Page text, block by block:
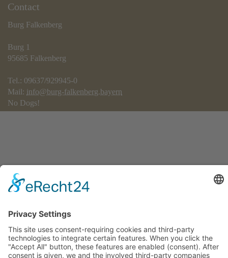
Contact
Burg Falkenberg
Burg 1
95685 Falkenberg
Tel.: 09637/929945-0
Mail: info@burg-falkenberg.bayern
No Dogs!